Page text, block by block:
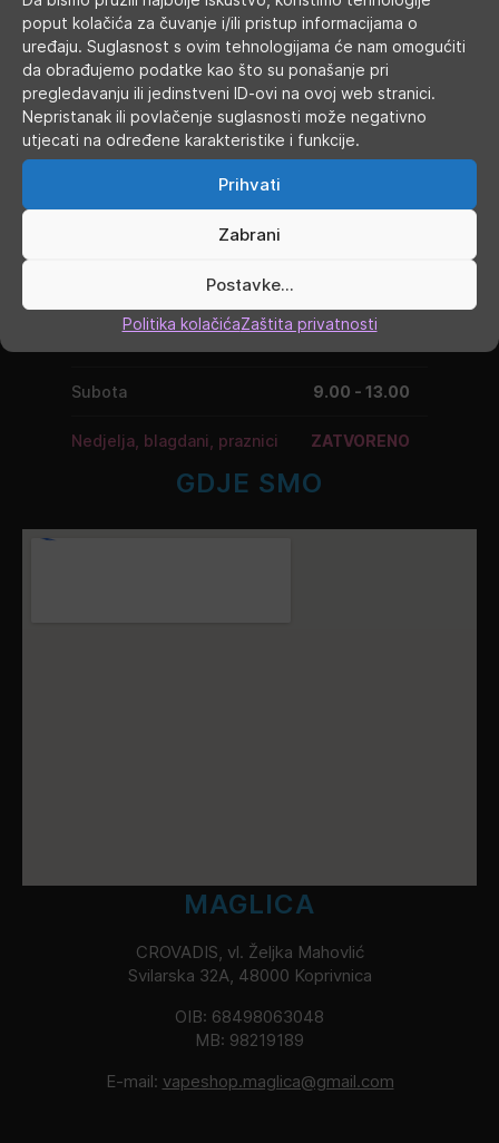
poput kolačića za čuvanje i/ili pristup informacijama o
uređaju. Suglasnost s ovim tehnologijama će nam omogućiti
da obrađujemo podatke kao što su ponašanje pri
pregledavanju ili jedinstveni ID-ovi na ovoj web stranici.
Nepristanak ili povlačenje suglasnosti može negativno
utjecati na određene karakteristike i funkcije.
Prihvati
Zabrani
Postavke...
Politika kolačićaZaštita privatnosti
RADNO VRIJEME
Ponedjeljak 9.00 - 19.00
Subota 9.00 - 13.00
Nedjelja, blagdani, praznici ZATVORENO
GDJE SMO
MAGLICA
CROVADIS, vl. Željka Mahovlić
Svilarska 32A, 48000 Koprivnica
OIB: 68498063048
MB: 98219189
E-mail: vapeshop.maglica@gmail.com